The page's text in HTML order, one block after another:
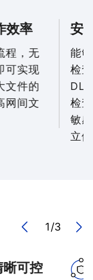
效率
程，无
可实现
文件的
网间文
安
能
检
检
敏
立
1/3
可控